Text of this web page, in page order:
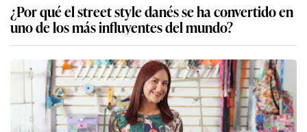
¿Por qué el street style danés se ha convertido en
uno de los más influyentes del mundo?